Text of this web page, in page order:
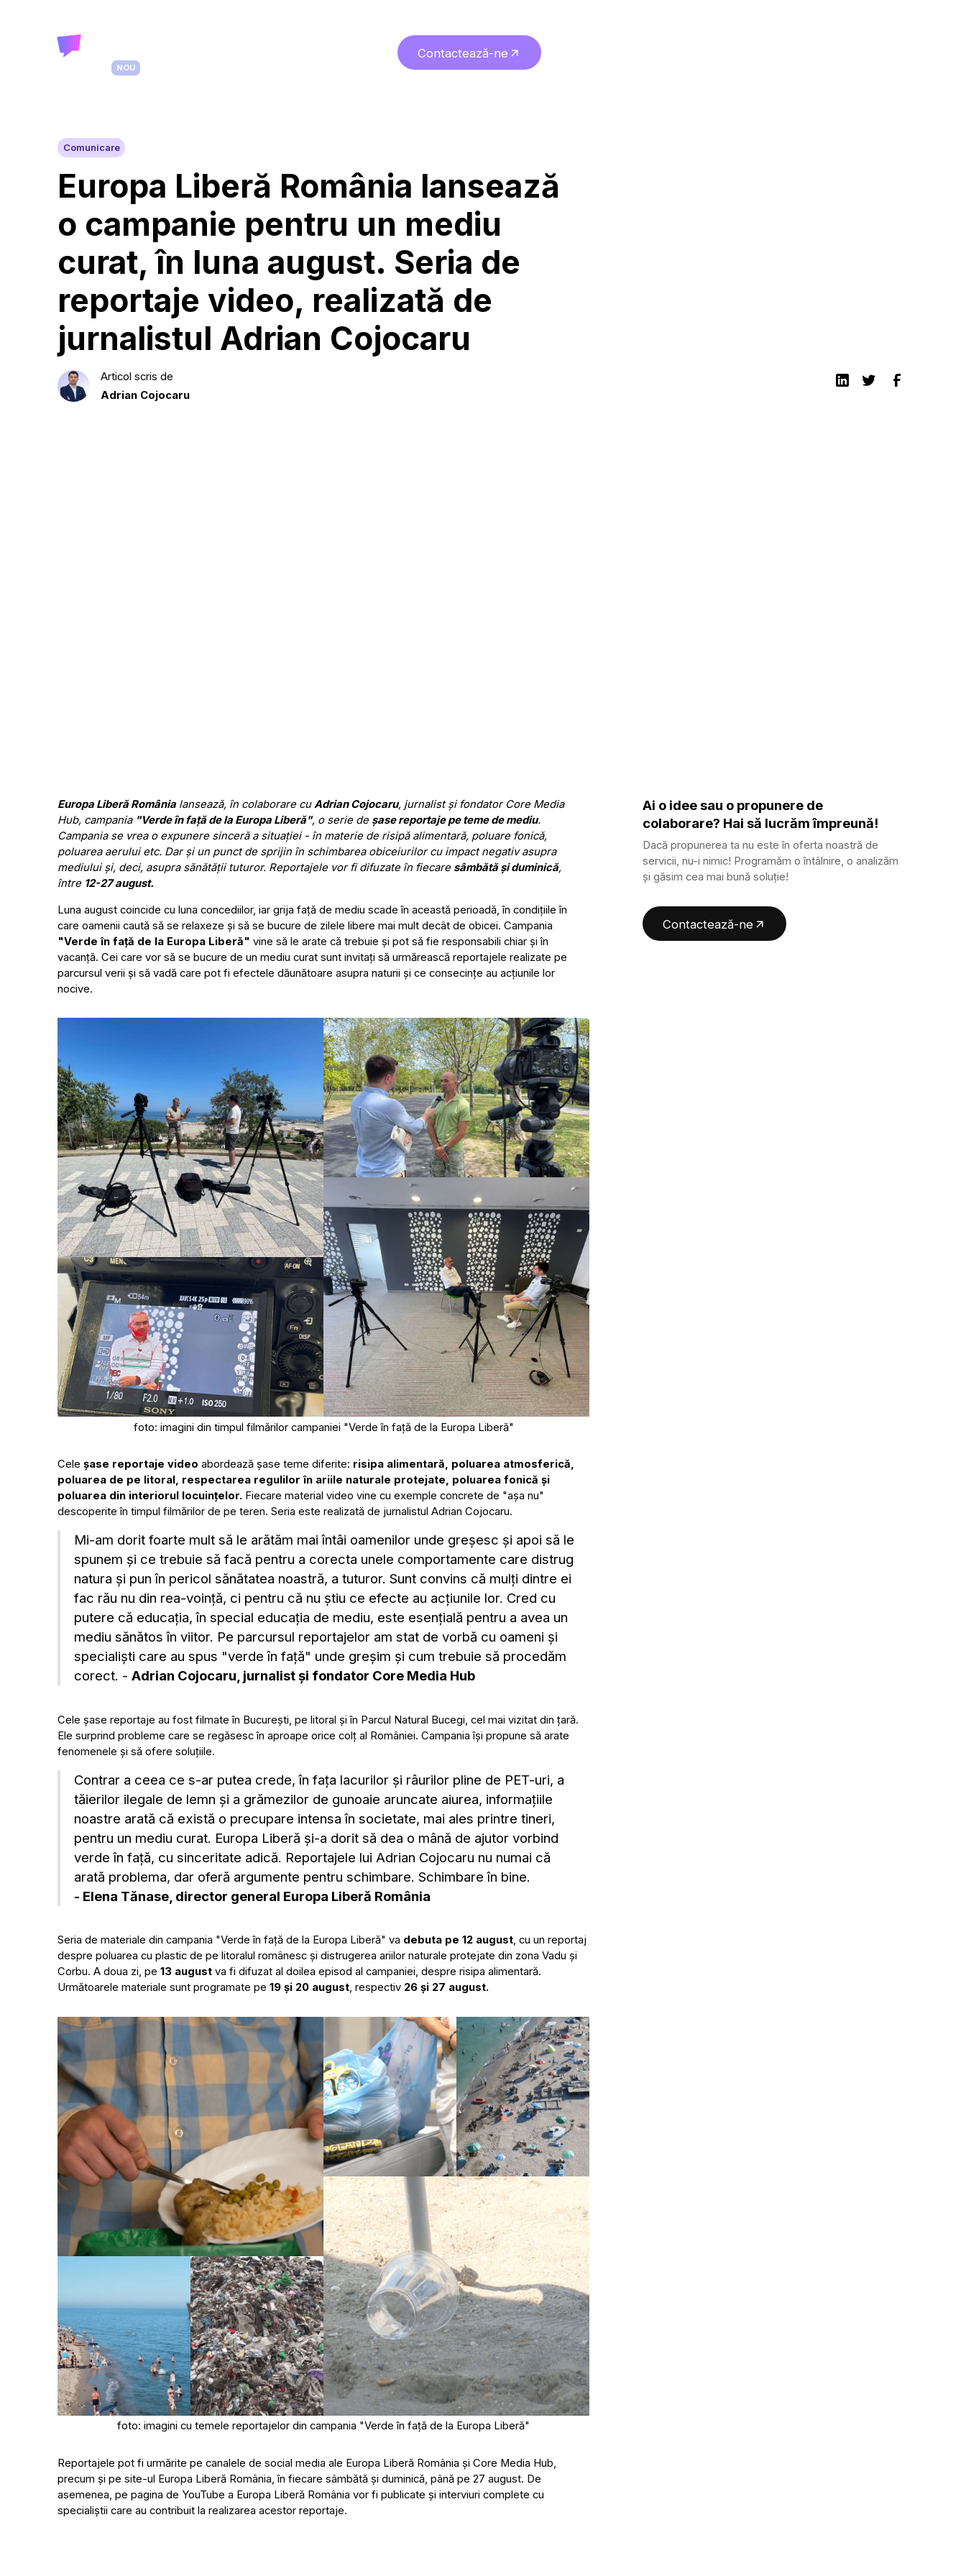
NOU
Contactează-ne
Contactează-ne
Comunicare
Europa Liberă România lansează
o campanie pentru un mediu
curat, în luna august. Seria de
reportaje video, realizată de
jurnalistul Adrian Cojocaru
Articol scris de
Adrian Cojocaru
Europa Liberă România lansează, în colaborare cuAdrian Cojocaru, jurnalist și fondator Core Media
Hub, campania "Verde în față de la Europa Liberă", o serie de șase reportaje pe teme de mediu.
Campania se vrea o expunere sinceră a situației - în materie de risipă alimentară, poluare fonică,
poluarea aerului etc. Dar și un punct de sprijin în schimbarea obiceiurilor cu impact negativ asupra
mediului și, deci, asupra sănătății tuturor. Reportajele vor fi difuzate în fiecare sâmbătă și duminică,
între 12-27 august.
Luna august coincide cu luna concediilor, iar grija față de mediu scade în această perioadă, în condițiile în
care oamenii caută să se relaxeze și să se bucure de zilele libere mai mult decât de obicei. Campania
"Verde în față de la Europa Liberă" vine să le arate că trebuie și pot să fie responsabili chiar și în
vacanță. Cei care vor să se bucure de un mediu curat sunt invitați să urmărească reportajele realizate pe
parcursul verii și să vadă care pot fi efectele dăunătoare asupra naturii și ce consecințe au acțiunile lor
nocive.
foto: imagini din timpul filmărilor campaniei "Verde în față de la Europa Liberă"
Celeșase reportaje video abordează șase teme diferite: risipa alimentară, poluarea atmosferică,
poluarea de pe litoral, respectarea regulilor în ariile naturale protejate, poluarea fonică și
poluarea din interiorul locuințelor. Fiecare material video vine cu exemple concrete de "așa nu"
descoperite în timpul filmărilor de pe teren. Seria este realizată de jurnalistul Adrian Cojocaru.
Mi-am dorit foarte mult să le arătăm mai întâi oamenilor unde greșesc și apoi să le
spunem și ce trebuie să facă pentru a corecta unele comportamente care distrug
natura și pun în pericol sănătatea noastră, a tuturor. Sunt convins că mulți dintre ei
fac rău nu din rea-voință, ci pentru că nu știu ce efecte au acțiunile lor. Cred cu
putere că educația, în special educația de mediu, este esențială pentru a avea un
mediu sănătos în viitor. Pe parcursul reportajelor am stat de vorbă cu oameni și
specialiști care au spus "verde în față" unde greșim și cum trebuie să procedăm
corect. - Adrian Cojocaru, jurnalist și fondator Core Media Hub
Cele șase reportaje au fost filmate în București, pe litoral și în Parcul Natural Bucegi, cel mai vizitat din țară.
Ele surprind probleme care se regăsesc în aproape orice colț al României. Campania își propune să arate
fenomenele și să ofere soluțiile.
Contrar a ceea ce s-ar putea crede, în fața lacurilor și râurilor pline de PET-uri, a
tăierilor ilegale de lemn și a grămezilor de gunoaie aruncate aiurea, informațiile
noastre arată că există o precupare intensa în societate, mai ales printre tineri,
pentru un mediu curat. Europa Liberă și-a dorit să dea o mână de ajutor vorbind
verde în față, cu sinceritate adică. Reportajele lui Adrian Cojocaru nu numai că
arată problema, dar oferă argumente pentru schimbare. Schimbare în bine.
- Elena Tănase, director general Europa Liberă România
Seria de materiale din campania "Verde în față de la Europa Liberă" va debuta pe 12 august, cu un reportaj
despre poluarea cu plastic de pe litoralul românesc și distrugerea ariilor naturale protejate din zona Vadu și
Corbu. A doua zi, pe13 august va fi difuzat al doilea episod al campaniei, despre risipa alimentară.
Următoarele materiale sunt programate pe19 și 20 august, respectiv 26 și 27 august.
foto: imagini cu temele reportajelor din campania "Verde în față de la Europa Liberă"
Reportajele pot fi urmărite pe canalele de social media ale Europa Liberă România și Core Media Hub,
precum și pesite-ul Europa Liberă România, în fiecare sâmbătă și duminică, până pe 27 august. De
asemenea, pe pagina de YouTube a Europa Liberă România vor fi publicate și interviuri complete cu
specialiștii care au contribuit la realizarea acestor reportaje.
Ai o idee sau o propunere de
colaborare? Hai să lucrăm împreună!
Dacă propunerea ta nu este în oferta noastră de
servicii, nu-i nimic! Programăm o întâlnire, o analizăm
și găsim cea mai bună soluție!
Contactează-ne
Contactează-ne